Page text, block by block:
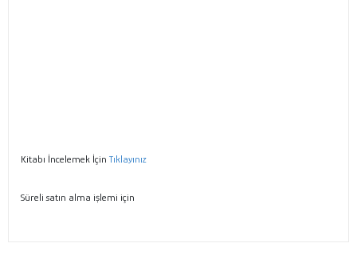
Kitabı İncelemek İçin Tıklayınız
Süreli satın alma işlemi için